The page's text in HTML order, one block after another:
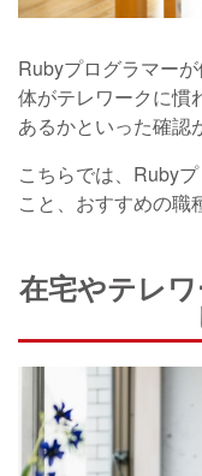
Rubyプログラマー
体がテレワークに慣
あるかといった確認
こちらでは、Ruby
こと、おすすめの職
在宅やテレ